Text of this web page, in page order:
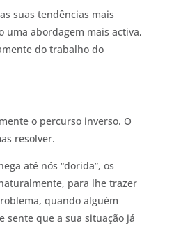
suas tendências mais
uma abordagem mais activa,
do trabalho do
o percurso inverso. O
resolver.
até nós “dorida”, os
para lhe trazer
quando alguém
sente que a sua situação já